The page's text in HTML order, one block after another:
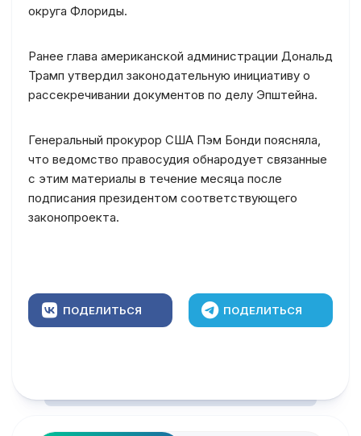
округа Флориды.
Ранее глава американской администрации Дональд
Трамп утвердил законодательную инициативу о
рассекречивании документов по делу Эпштейна.
Генеральный прокурор США Пэм Бонди поясняла,
что ведомство правосудия обнародует связанные
с этим материалы в течение месяца после
подписания президентом соответствующего
законопроекта.
ПОДЕЛИТЬСЯ ПОДЕЛИТЬСЯ